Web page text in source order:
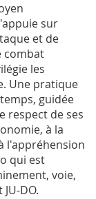
sur
et de
combat
les
Une pratique
guidée
respect de ses
à la
l'appréhension
qui est
voie,
DO.